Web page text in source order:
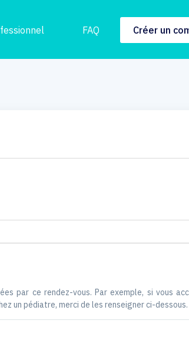
FAQ Créer un
par ce rendez-vous. Par exemple, si vous
un pédiatre, merci de les renseigner ci-dessous.